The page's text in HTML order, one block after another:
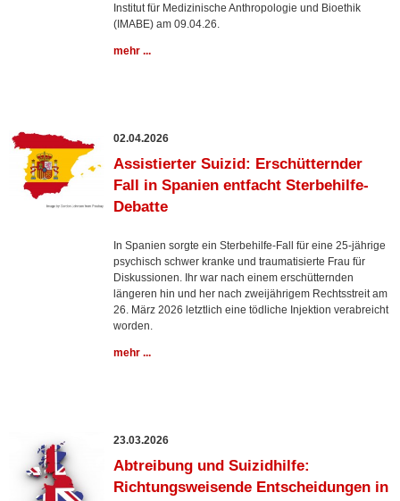
Institut für Medizinische Anthropologie und Bioethik
(IMABE) am 09.04.26.
mehr ...
02.04.2026
Assistierter Suizid: Erschütternder
Fall in Spanien entfacht Sterbehilfe-
Debatte
In Spanien sorgte ein Sterbehilfe-Fall für eine 25-jährige
psychisch schwer kranke und traumatisierte Frau für
Diskussionen. Ihr war nach einem erschütternden
längeren hin und her nach zweijährigem Rechtsstreit am
26. März 2026 letztlich eine tödliche Injektion verabreicht
worden.
mehr ...
23.03.2026
Abtreibung und Suizidhilfe:
Richtungsweisende Entscheidungen in